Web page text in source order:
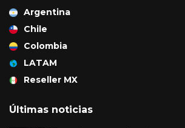
Argentina
Chile
Colombia
LATAM
Reseller MX
Últimas noticias